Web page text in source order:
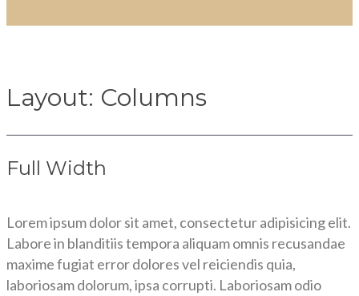
Layout: Columns
Full Width
Lorem ipsum dolor sit amet, consectetur adipisicing elit.
Labore in blanditiis tempora aliquam omnis recusandae
maxime fugiat error dolores vel reiciendis quia,
laboriosam dolorum, ipsa corrupti. Laboriosam odio